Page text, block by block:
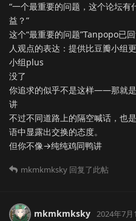
“一个最重要的问题，这个论坛
益？”
这个“最重要的问题”Tanpopo已
人观点的表达：提供比豆瓣小组
小组plus
没了
你追求的似乎不是这样——那就
讲
不过不同道路上的隔空喊话，也
语中显露出交换的态度。
但你不像→纯纯鸡同鸭讲
mkmkmksky 回复了此帖
mkmkmksky 2024年7月